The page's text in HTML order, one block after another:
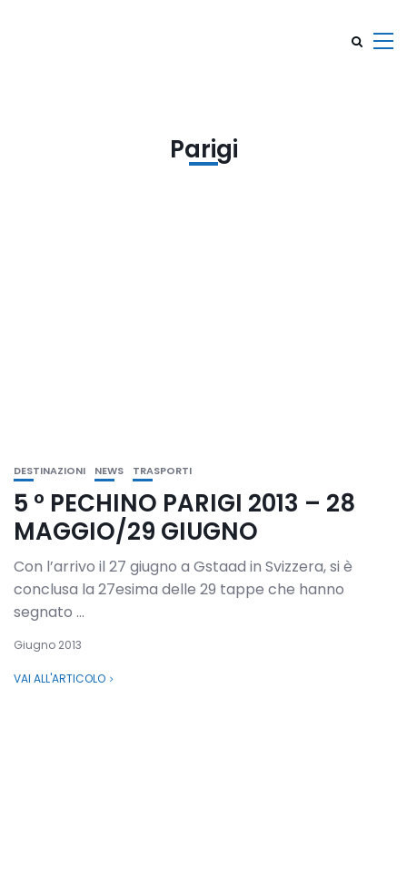
Parigi
DESTINAZIONI NEWS TRASPORTI
5 ° PECHINO PARIGI 2013 – 28
MAGGIO/29 GIUGNO
Con l’arrivo il 27 giugno a Gstaad in Svizzera, si è
conclusa la 27esima delle 29 tappe che hanno
segnato ...
Giugno 2013
VAI ALL'ARTICOLO